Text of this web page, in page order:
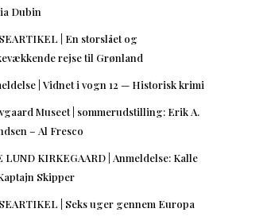
Dubin
| En storslået og
rejse til Grønland
| Vidnet i vogn 12 — Historisk krimi
Museet | sommerudstilling: Erik A.
– Al Fresco
LUND KIRKEGAARD | Anmeldelse: Kalle
Skipper
| Seks uger gennem Europa